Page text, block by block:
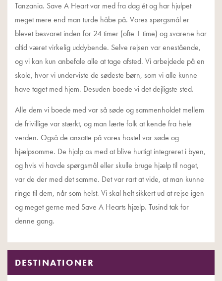
Tanzania. Save A Heart var med fra dag ét og har hjulpet
meget mere end man turde håbe på. Vores spørgsmål er
blevet besvaret inden for 24 timer (ofte 1 time) og svarene har
altid været virkelig uddybende. Selve rejsen var enestående,
og vi kan kun anbefale alle at tage afsted. Vi arbejdede på en
skole, hvor vi underviste de sødeste børn, som vi alle kunne
have taget med hjem. Desuden boede vi det dejligste sted.
Alle dem vi boede med var så søde og sammenholdet mellem
de frivillige var stærkt, og man lærte folk at kende fra hele
verden. Også de ansatte på vores hostel var søde og
hjælpsomme. De hjalp os med at blive hurtigt integreret i byen,
og hvis vi havde spørgsmål eller skulle bruge hjælp til noget,
var de der med det samme. Det var rart at vide, at man kunne
ringe til dem, når som helst. Vi skal helt sikkert ud at rejse igen
og meget gerne med Save A Hearts hjælp. Tusind tak for
denne gang.
DESTINATIONER